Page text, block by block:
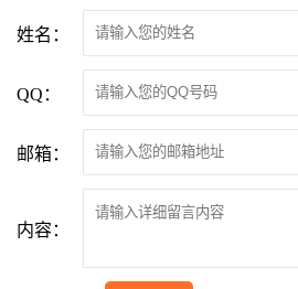
姓名：
QQ：
邮箱：
内容：